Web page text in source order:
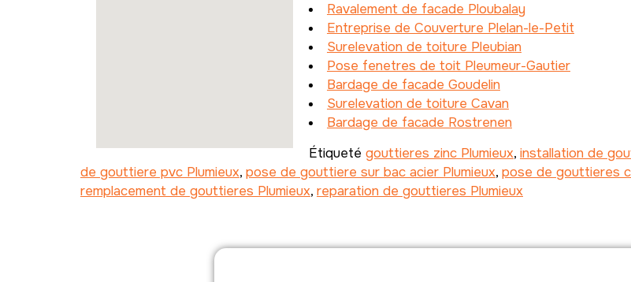
Ravalement de facade Ploubalay
Entreprise de Couverture Plelan-le-Petit
Surelevation de toiture Pleubian
Pose fenetres de toit Pleumeur-Gautier
Bardage de facade Goudelin
Surelevation de toiture Cavan
Bardage de facade Rostrenen
Étiqueté gouttieres zinc Plumieux, installation de
de gouttiere pvc Plumieux, pose de gouttiere sur bac acier Plumieux, pose de gouttieres
remplacement de gouttieres Plumieux, reparation de gouttieres Plumieux